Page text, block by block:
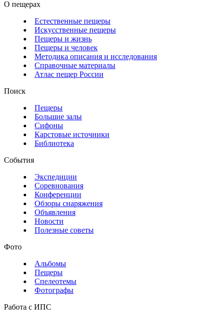
О пещерах
Естественные пещеры
Искусственные пещеры
Пещеры и жизнь
Пещеры и человек
Методика описания и исследования
Справочные материалы
Атлас пещер России
Поиск
Пещеры
Большие залы
Сифоны
Карстовые источники
Библиотека
События
Экспедиции
Соревнования
Конференции
Обзоры снаряжения
Объявления
Новости
Полезные советы
Фото
Альбомы
Пещеры
Спелеотемы
Фотографы
Работа с ИПС